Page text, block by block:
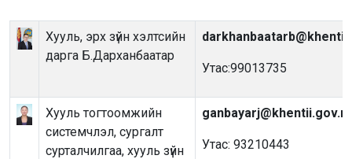
Хууль, эрх зүйн хэлтсийн
дарга Б.Дарханбаатар
Утас:99013735
Хууль тогтоомжийн
системчлэл, сургалт
сурталчилгаа, хууль зүйн
Утас: 93210443